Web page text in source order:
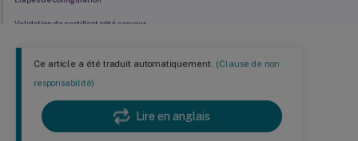
Ce article a été traduit automatiquement. (Clause de non
responsabilité)
Lire en anglais
Validation de certificat côté serveur
Prise en charge de l’authentification unique
Redirection de contenu de navigateur modulaire